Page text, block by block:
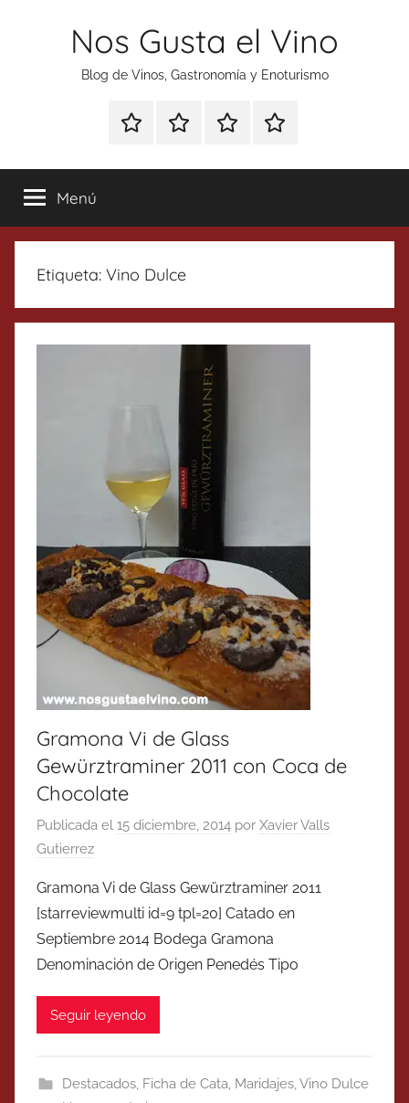
Nos Gusta el Vino
Blog de Vinos, Gastronomía y Enoturismo
Especial
Tonics
Enoturismo
Gastronomía
RankingContacto
Menú
Etiqueta: Vino Dulce
Gramona Vi de Glass
Gewürztraminer 2011 con Coca de
Chocolate
Publicada el 15 diciembre, 2014 por Xavier Valls
Gutierrez
Gramona Vi de Glass Gewürztraminer 2011
[starreviewmulti id=9 tpl=20] Catado en
Septiembre 2014 Bodega Gramona
Denominación de Origen Penedés Tipo
Seguir leyendo
Destacados, Ficha de Cata, Maridajes,Vino Dulce